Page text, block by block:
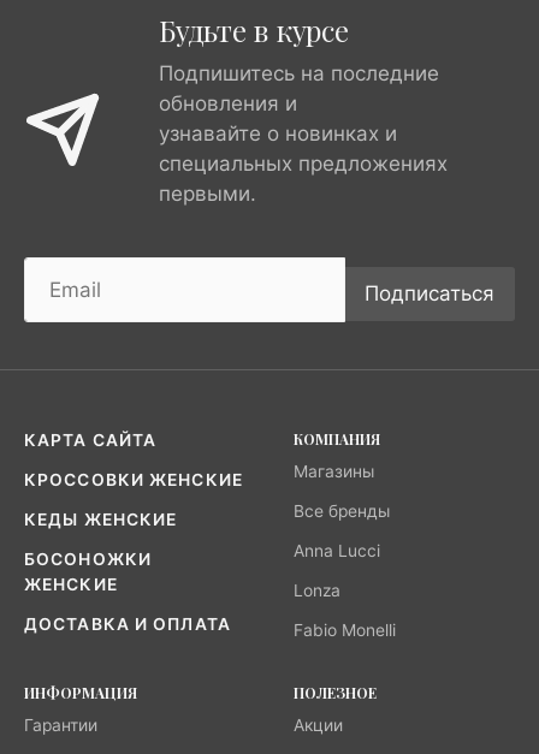
Будьте в курсе
Подпишитесь на последние
обновления и
узнавайте о новинках и
специальных предложениях
первыми.
Подписаться
КАРТА САЙТА
КРОССОВКИ ЖЕНСКИЕ
КЕДЫ ЖЕНСКИЕ
БОСОНОЖКИ
ЖЕНСКИЕ
ДОСТАВКА И ОПЛАТА
КОМПАНИЯ
Магазины
Все бренды
Anna Lucci
Lonza
Fabio Monelli
ИНФОРМАЦИЯ
Гарантии
ПОЛЕЗНОЕ
Акции